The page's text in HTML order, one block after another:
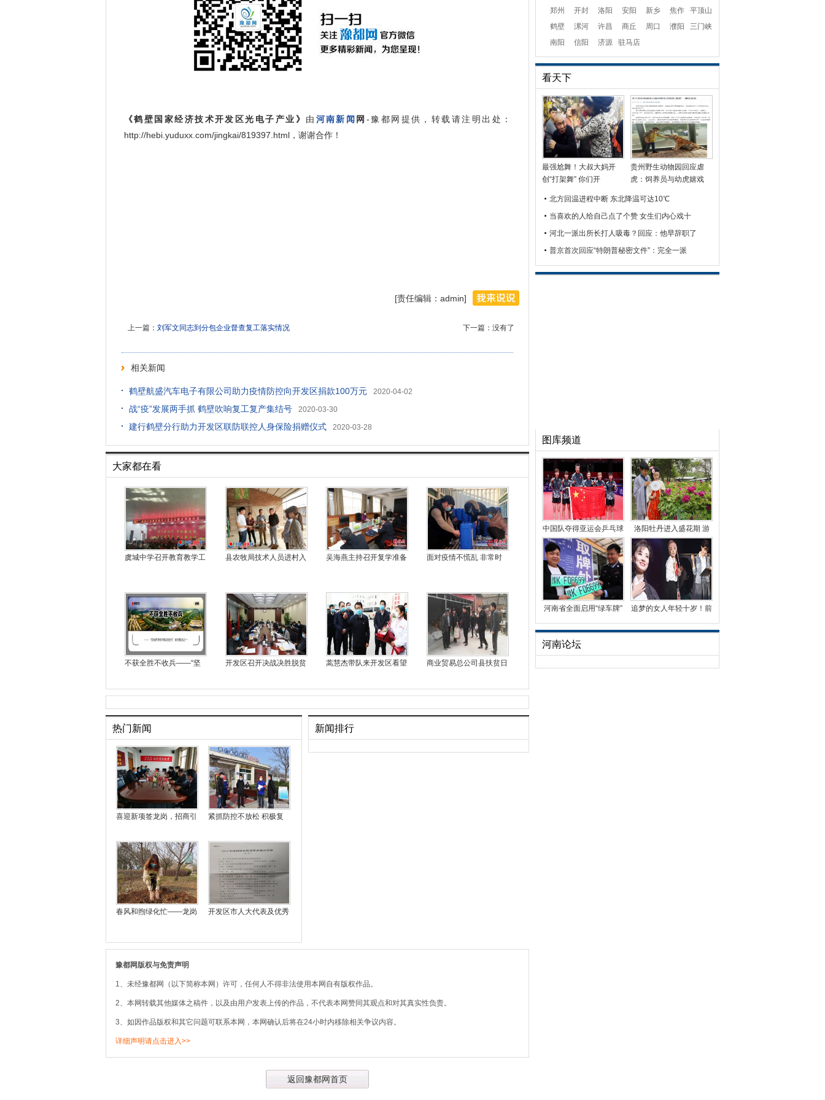
《鹤壁国家经济技术开发区光电子产业》 由 河南新闻 网 -豫都网提供，转载请注明出处：
http://hebi.yuduxx.com/jingkai/819397.html，谢谢合作！
[责任编辑：admin]
下一篇：没有了
上一篇： 刘军文同志到分包企业督查复工落实情况
相关新闻
鹤壁航盛汽车电子有限公司助力疫情防控向开发区捐款100万元 2020-04-02
战“疫”发展两手抓 鹤壁吹响复工复产集结号 2020-03-30
建行鹤壁分行助力开发区联防联控人身保险捐赠仪式 2020-03-28
大家都在看
虞城中学召开教育教学工 县农牧局技术人员进村入 吴海燕主持召开复学准备 面对疫情不慌乱 非常时
不获全胜不收兵——“坚 开发区召开决战决胜脱贫 蒿慧杰带队来开发区看望 商业贸易总公司县扶贫日
热门新闻
喜迎新项签龙岗，招商引 紧抓防控不放松 积极复
春风和煦绿化忙——龙岗 开发区市人大代表及优秀
新闻排行
豫都网版权与免责声明
1、未经豫都网（以下简称本网）许可，任何人不得非法使用本网自有版权作品。
2、本网转载其他媒体之稿件，以及由用户发表上传的作品，不代表本网赞同其观点和对其真实性负责。
3、如因作品版权和其它问题可联系本网，本网确认后将在24小时内移除相关争议内容。
详细声明请点击进入>>
返回豫都网首页
郑州 开封 洛阳 安阳 新乡 焦作
平顶山
鹤壁
漯河 许昌 商丘 周口 濮阳
三门峡
南阳
信阳 济源 驻马店
看天下
最强尬舞！大叔大妈开
创“打架舞” 你们开
贵州野生动物园回应虐
虎：饲养员与幼虎嬉戏
北方回温进程中断 东北降温可达10℃
当喜欢的人给自己点了个赞 女生们内心戏十
河北一派出所长打人吸毒？回应：他早辞职了
普京首次回应“特朗普秘密文件”：完全一派
图库频道
中国队夺得亚运会乒乓球
女团冠军
洛阳牡丹进入盛花期 游
客徜徉花海
河南省全面启用“绿车牌”
追梦的女人年轻十岁！前
河南论坛